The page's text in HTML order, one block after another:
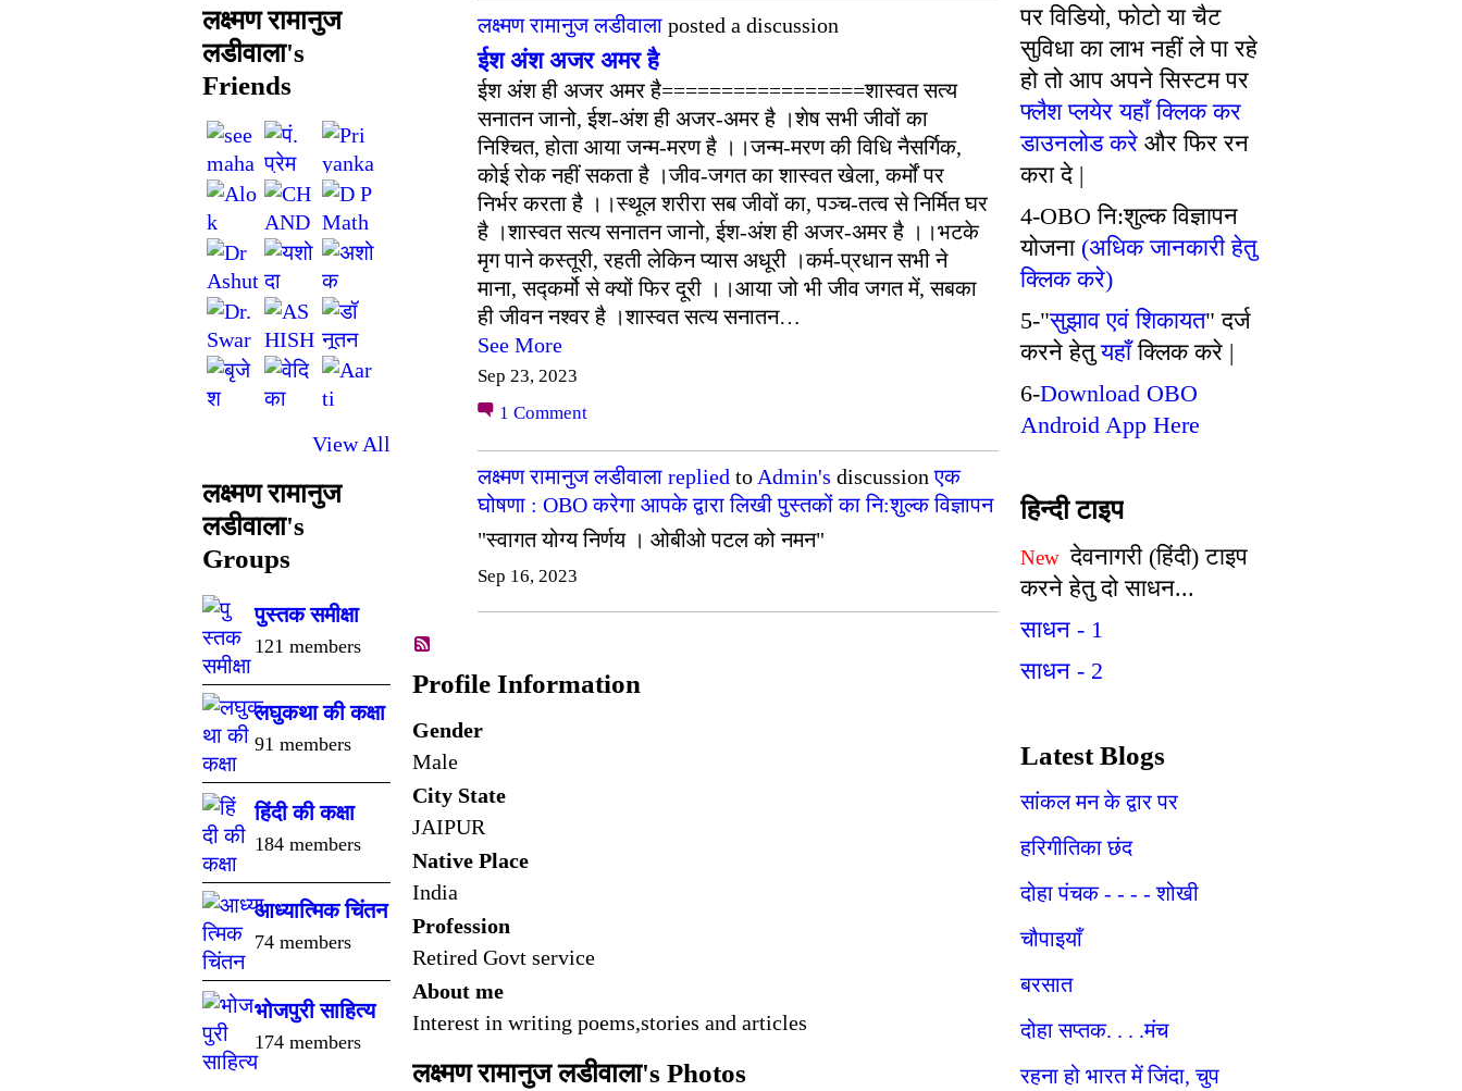
लक्ष्मण रामानुज
लडीवाला's
Friends
View All
लक्ष्मण रामानुज
लडीवाला's
Groups
पुस्तक समीक्षा
121 members
लघुकथा की कक्षा
91 members
हिंदी की कक्षा
184 members
आध्यात्मिक चिंतन
74 members
भोजपुरी साहित्य
174 members
लक्ष्मण रामानुज लडीवाला posted a discussion
ईश अंश अजर अमर है
ईश अंश ही अजर अमर है=================शास्वत सत्य
सनातन जानो, ईश-अंश ही अजर-अमर है ।शेष सभी जीवों का
निश्चित, होता आया जन्म-मरण है ।।जन्म-मरण की विधि नैसर्गिक,
कोई रोक नहीं सकता है ।जीव-जगत का शास्वत खेला, कर्मों पर
निर्भर करता है ।।स्थूल शरीरा सब जीवों का, पञ्च-तत्व से निर्मित घर
है ।शास्वत सत्य सनातन जानो, ईश-अंश ही अजर-अमर है ।।भटके
मृग पाने कस्तूरी, रहती लेकिन प्यास अधूरी ।कर्म-प्रधान सभी ने
माना, सद्कर्मो से क्यों फिर दूरी ।।आया जो भी जीव जगत में, सबका
ही जीवन नश्वर है ।शास्वत सत्य सनातन…
See More
Sep 23, 2023
1 Comment
लक्ष्मण रामानुज लडीवाला replied to Admin's discussionएक
घोषणा : OBO करेगा आपके द्वारा लिखी पुस्तकों का नि:शुल्क विज्ञापन
"स्वागत योग्य निर्णय । ओबीओ पटल को नमन"
Sep 16, 2023
Profile Information
Gender
Male
City State
JAIPUR
Native Place
India
Profession
Retired Govt service
About me
Interest in writing poems,stories and articles
लक्ष्मण रामानुज लडीवाला's Photos
पर विडियो, फोटो या चैट
सुविधा का लाभ नहीं ले पा रहे
हो तो आप अपने सिस्टम पर
फ्लैश प्लयेर यहाँ क्लिक कर
डाउनलोड करे और फिर रन
करा दे |
4-OBO नि:शुल्क विज्ञापन
योजना (अधिक जानकारी हेतु
क्लिक करे)
5-"सुझाव एवं शिकायत" दर्ज
करने हेतुयहाँक्लिक करे |
6-Download OBO
Android App Here
हिन्दी टाइप
New देवनागरी (हिंदी) टाइप
करने हेतु दो साधन...
साधन - 1
साधन - 2
Latest Blogs
सांकल मन के द्वार पर
हरिगीतिका छंद
दोहा पंचक - - - - शोखी
चौपाइयाँ
बरसात
दोहा सप्तक. . . .मंच
रहना हो भारत में जिंदा, चुप